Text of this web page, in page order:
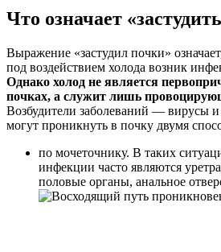
Что означает
Выражение «застудил почки»
под воздействием холода возник
Однако холод не является
почках, а служит лишь
Возбудители заболеваний — вирусы
могут проникнуть в почку двумя
по мочеточнику. В таких
инфекции часто являются
половые органы, анальное